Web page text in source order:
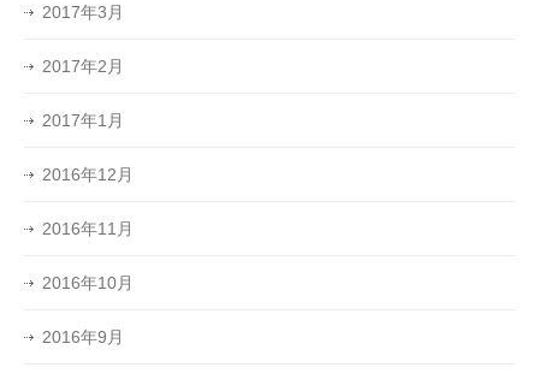
2017年3月
2017年2月
2017年1月
2016年12月
2016年11月
2016年10月
2016年9月